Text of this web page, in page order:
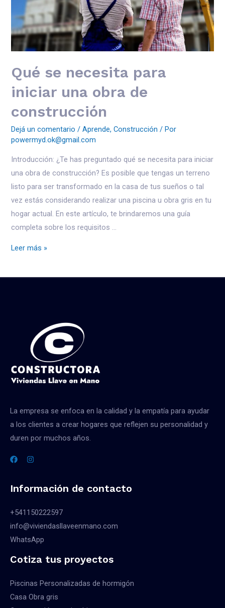
Qué se necesita para
iniciar una obra de
construcción
Dejá un comentario /Aprende,Construcción / Por
powermyd.ok@gmail.com
Introducción: ¿Te has preguntado qué se necesita para iniciar
una obra de construcción? Es posible que tengas un terreno
listo para ser transformado en la casa de tus sueños o tal
vez estás considerando realizar una piscina u obra gris en tu
hogar actual. En este artículo, te brindaremos una guía
completa sobre los requisitos …
Leer más »
La empresa se enfoca en la calidad y la empatía para ayudar
a los clientes a crear hogares que reflejen su personalidad y
duren por muchos años.
Información de contacto
+541150222597
info@viviendasllaveenmano.com
WhatsApp
Cotiza tus proyectos
Piscinas Personalizadas de hormigón
Casa Obra gris